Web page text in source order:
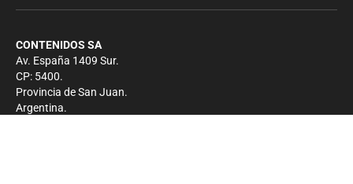
CONTENIDOS SA
Av. España 1409 Sur.
CP: 5400.
Provincia de San Juan.
Argentina.